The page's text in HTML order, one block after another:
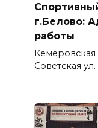
г.Белово:
работы
Кемеровская
Советская ул.